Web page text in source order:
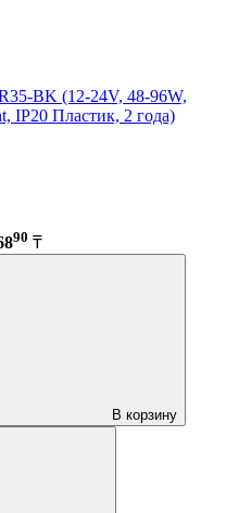
BK (12-24V, 48-96W,
IP20 Пластик, 2 года)
90 ₸
В корзину